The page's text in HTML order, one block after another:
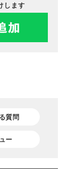
します
質問
ー